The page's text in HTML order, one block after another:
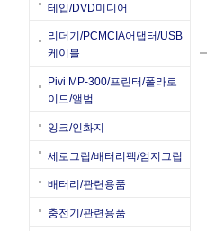
테입/DVD미디어
리더기/PCMCIA어댑터/USB
케이블
Pivi MP-300/프린터/폴라로
이드/앨범
잉크/인화지
세로그립/배터리팩/엄지그립
배터리/관련용품
충전기/관련용품